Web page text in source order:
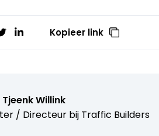
Kopieer link
Willink
/ Directeur bij Traffic Builders